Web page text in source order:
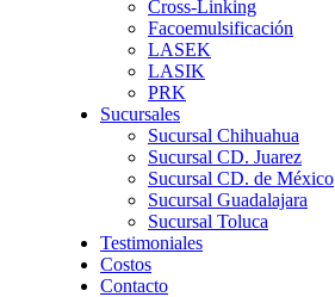
Cross-Linking
Facoemulsificación
LASEK
LASIK
PRK
Sucursales
Sucursal Chihuahua
Sucursal CD. Juarez
Sucursal CD. de México
Sucursal Guadalajara
Sucursal Toluca
Testimoniales
Costos
Contacto